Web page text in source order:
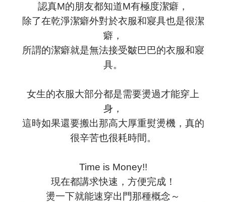
認真M的朋友都知道M有極度潔癖，
除了在乾淨潔癖外對於衣服和寢具也是很潔
癖，
所謂的潔癖就是無法接受皺巴巴的衣服和寢
具。
女生的衣服大部分都是需要燙過才能穿上
身，
這時如果還要搬出那高大厚重熨燙機，真的
很辛苦也很耗時間。
Time is Money!!
現在都講求快速，方便完成！
燙一下就能速穿出門那種概念～